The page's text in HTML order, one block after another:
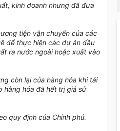
kinh doanh nhưng đã đưa
tiện vận chuyển của các
để thực hiện các dự án đầu
ra nước ngoài hoặc xuất vào
còn lại của hàng hóa khi tái
hàng hóa đã hết trị giá sử
quy định của Chính phủ.